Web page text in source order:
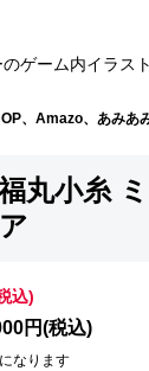
ゲーム内イラス
、Amazo、あみあ
丸小糸
込)
円(税込)
なります